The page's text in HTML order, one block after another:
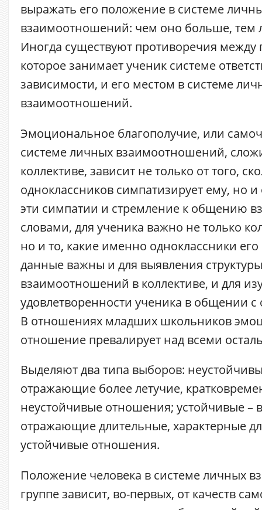
выражать его положение в системе
взаимоотношений: чем оно больше, тем
Иногда существуют противоречия
которое занимает ученик системе
зависимости, и его местом в системе
взаимоотношений.
Эмоциональное благополучие, или
системе личных взаимоотношений,
коллективе, зависит не только от того,
одноклассников симпатизирует ему, но и
эти симпатии и стремление к общению
словами, для ученика важно не только
но и то, какие именно одноклассники
данные важны и для выявления структуры
взаимоотношений в коллективе, и для
удовлетворенности ученика в общении
В отношениях младших школьников
отношение превалирует над всеми
Выделяют два типа выборов:
отражающие более летучие,
неустойчивые отношения; устойчивые –
отражающие длительные, характерные
устойчивые отношения.
Положение человека в системе личных
группе зависит, во-первых, от качеств